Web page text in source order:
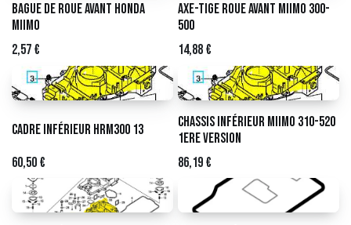
les terrains difficiles ou les
usages fréquents.
Bague de roue avant HONDA
Miimo
2,57€
Axe-tige roue avant Miimo 300-
500
14,88€
Cadre inférieur HRM300 13
60,50€
Chassis inférieur Miimo 310-520
1ere version
86,19€